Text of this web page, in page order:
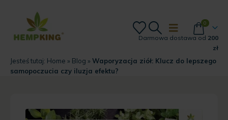
0
Darmowa dostawa od 200
zł
Jesteś tutaj: Home » Blog » Waporyzacja ziół: Klucz do lepszego
samopoczucia czy iluzja efektu?